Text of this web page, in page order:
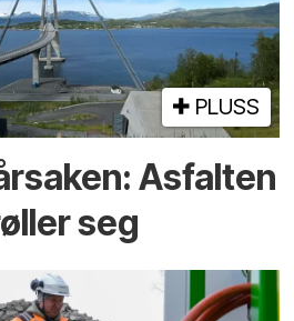
PLUSS
Asfalten
seg